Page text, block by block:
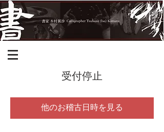
受付停止
他のお稽古日時を見る